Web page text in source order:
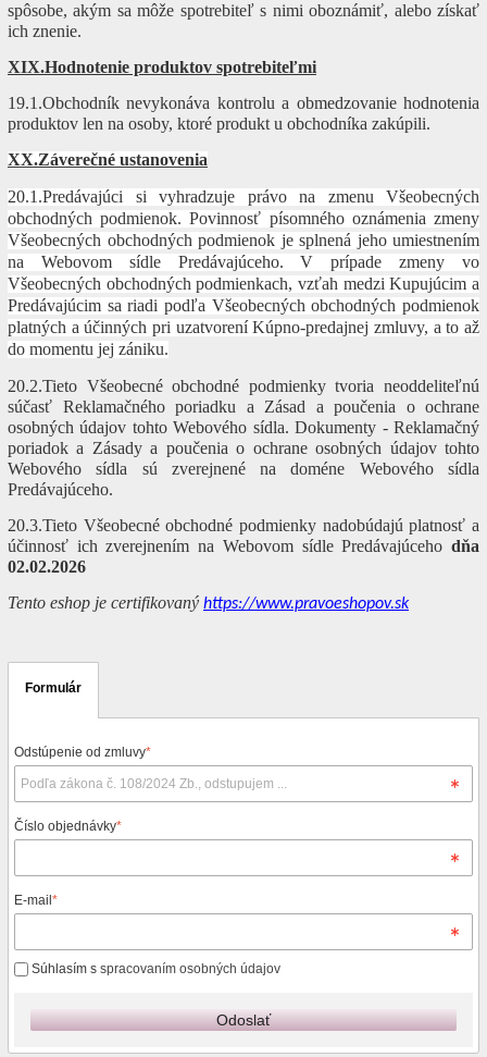
spôsobe, akým sa môže spotrebiteľ s nimi oboznámiť, alebo získať
ich znenie.
XIX.Hodnotenie produktov spotrebiteľmi
19.1.Obchodník nevykonáva kontrolu a obmedzovanie hodnotenia
produktov len na osoby, ktoré produkt u obchodníka zakúpili.
XX.Záverečné ustanovenia
20.1.Predávajúci si vyhradzuje právo na zmenu Všeobecných
obchodných podmienok. Povinnosť písomného oznámenia zmeny
Všeobecných obchodných podmienok je splnená jeho umiestnením
na Webovom sídle Predávajúceho. V prípade zmeny vo
Všeobecných obchodných podmienkach, vzťah medzi Kupujúcim a
Predávajúcim sa riadi podľa Všeobecných obchodných podmienok
platných a účinných pri uzatvorení Kúpno-predajnej zmluvy, a to až
do momentu jej zániku.
20.2.Tieto Všeobecné obchodné podmienky tvoria neoddeliteľnú
súčasť Reklamačného poriadku a Zásad a poučenia o ochrane
osobných údajov tohto Webového sídla. Dokumenty - Reklamačný
poriadok a Zásady a poučenia o ochrane osobných údajov tohto
Webového sídla sú zverejnené na doméne Webového sídla
Predávajúceho.
20.3.Tieto Všeobecné obchodné podmienky nadobúdajú platnosť a
účinnosť ich zverejnením na Webovom sídle Predávajúceho dňa
02.02.2026
Tento eshop je certifikovaný https://www.pravoeshopov.sk
Formulár
Odstúpenie od zmluvy*
Číslo objednávky*
E-mail *
Súhlasím s spracovaním osobných údajov
Odoslať